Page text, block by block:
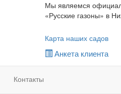
Мы являемся
«Русские газоны» в
Карта наших садов
Анкета клиента
Контакты